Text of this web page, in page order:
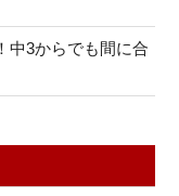
中3からでも間に合